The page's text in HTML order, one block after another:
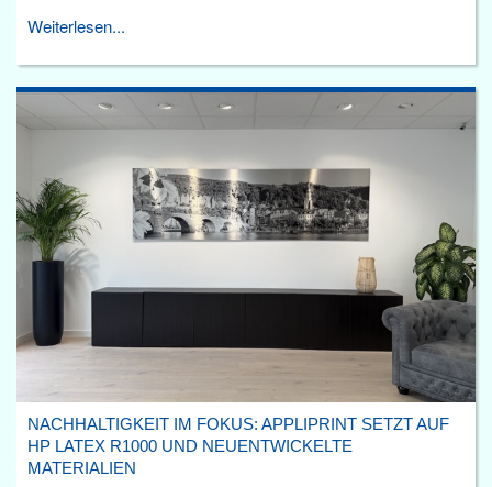
Weiterlesen...
NACHHALTIGKEIT IM FOKUS: APPLIPRINT SETZT AUF
HP LATEX R1000 UND NEUENTWICKELTE
MATERIALIEN